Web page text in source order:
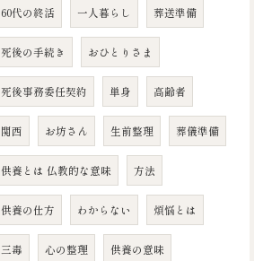
60代の終活 一人暮らし 葬送準備
死後の手続き おひとりさま
死後事務委任契約 単身 高齢者
関西 お坊さん 生前整理 葬儀準備
供養とは 仏教的な意味 方法
供養の仕方 わからない 煩悩とは
三毒 心の整理 供養の意味